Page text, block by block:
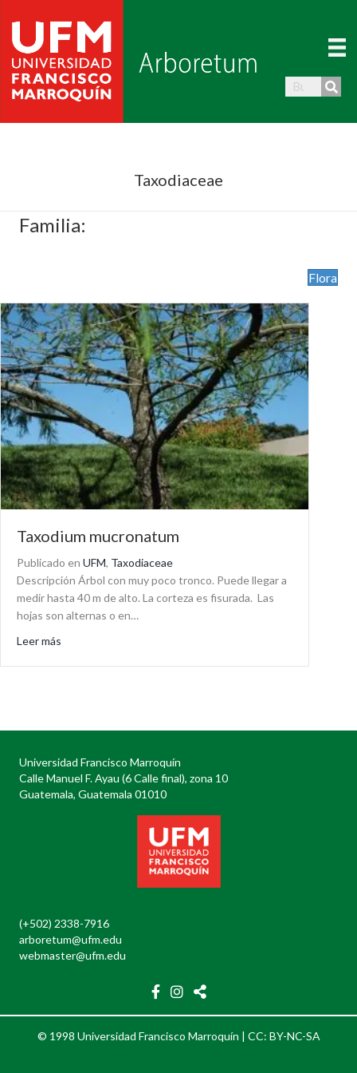
Taxodiaceae
Familia:
Flora
Taxodium mucronatum
Publicado en UFM, Taxodiaceae
Descripción Árbol con muy poco tronco. Puede llegar a
medir hasta 40 m de alto. La corteza es fisurada. Las
hojas son alternas o en…
Leer más
Universidad Francisco Marroquín
Calle Manuel F. Ayau (6 Calle final), zona 10
Guatemala, Guatemala 01010
(+502) 2338-7916
arboretum@ufm.edu
webmaster@ufm.edu
© 1998 Universidad Francisco Marroquín | CC: BY-NC-SA